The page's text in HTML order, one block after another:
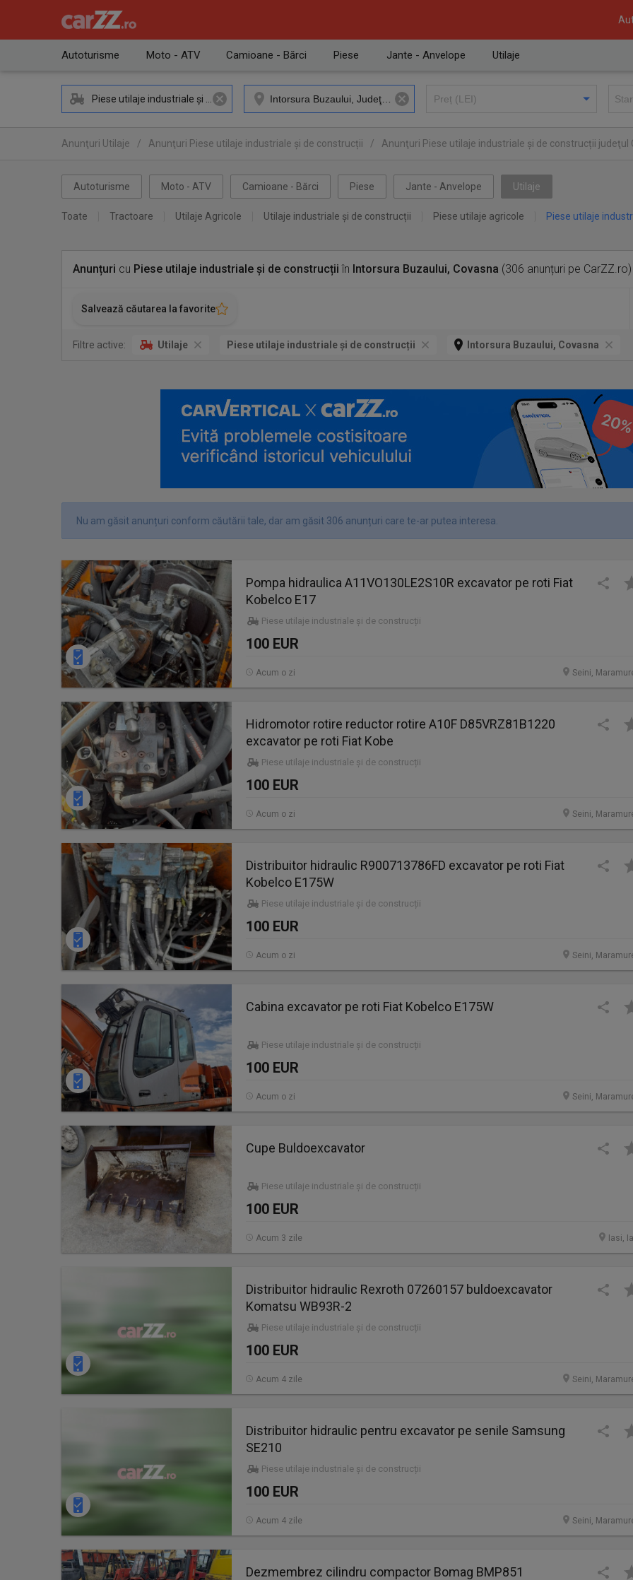
Autoturisme Moto - ATV Camioane - Bărci Piese Jante - Anvelope Utilaje
Anunţuri Utilaje / Anunţuri Piese utilaje industriale și de construcții / Anunţuri Piese utilaje industriale și de construcții judeţul
Anunţuri Piese utilaje industriale și de construcții Intorsura Buzaului
Autoturisme
Moto - ATV Camioane - Bărci Piese Jante - Anvelope Utilaje
Toate Tractoare Utilaje Agricole Utilaje industriale și de construcții Piese utilaje agricole Piese utilaje
Anunțuri cu Piese utilaje industriale și de construcții în Intorsura Buzaului, Covasna (306 anunțuri pe CarZZ.ro)
Salvează căutarea la favorite
Filtre active: Utilaje Piese utilaje industriale și de construcții Intorsura Buzaului, Covasna
Nu am găsit anunțuri conform căutării tale, dar am găsit 306 anunțuri care te-ar putea interesa.
Pompa hidraulica A11VO130LE2S10R excavator pe roti Fiat
Kobelco E17
Piese utilaje industriale și de construcții
100 EUR
Seini,
Acum o zi
Hidromotor rotire reductor rotire A10F D85VRZ81B1220
excavator pe roti Fiat Kobe
Piese utilaje industriale și de construcții
100 EUR
Seini,
Acum o zi
Distribuitor hidraulic R900713786FD excavator pe roti Fiat
Kobelco E175W
Piese utilaje industriale și de construcții
100 EUR
Seini,
Acum o zi
Cabina excavator pe roti Fiat Kobelco E175W
Piese utilaje industriale și de construcții
100 EUR
Seini,
Acum o zi
Cupe Buldoexcavator
Piese utilaje industriale și de construcții
100 EUR
Iasi,
Acum 3 zile
Distribuitor hidraulic Rexroth 07260157 buldoexcavator
Komatsu WB93R-2
Piese utilaje industriale și de construcții
100 EUR
Seini,
Acum 4 zile
Distribuitor hidraulic pentru excavator pe senile Samsung
SE210
Piese utilaje industriale și de construcții
100 EUR
Seini,
Acum 4 zile
Dezmembrez cilindru compactor Bomag BMP851